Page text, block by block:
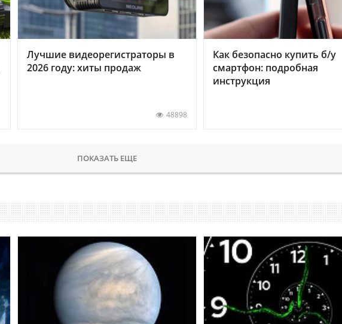
Лучшие видеорегистраторы в
2026 году: хиты продаж
48898
Как безопасно купить б/у
смартфон: подробная
инструкция
ПОКАЗАТЬ ЕЩЕ